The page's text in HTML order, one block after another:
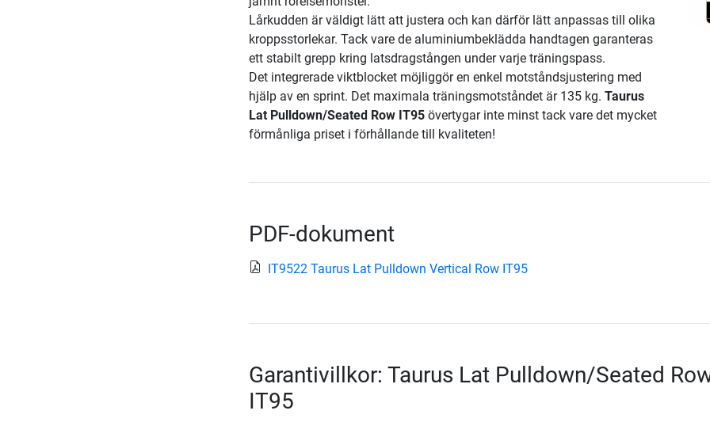
Lårkudden är väldigt lätt att justera och kan därför lätt anpassas till olika
kroppsstorlekar. Tack vare de aluminiumbeklädda handtagen garanteras
ett stabilt grepp kring latsdragstången under varje träningspass.
Det integrerade viktblocket möjliggör en enkel motståndsjustering med
hjälp av en sprint. Det maximala träningsmotståndet är 135 kg. Taurus
Lat Pulldown/Seated Row IT95övertygar inte minst tack vare det mycket
förmånliga priset i förhållande till kvaliteten!
PDF-dokument
IT9522 Taurus Lat Pulldown Vertical Row IT95
Garantivillkor: Taurus Lat Pulldown/Seated
IT95